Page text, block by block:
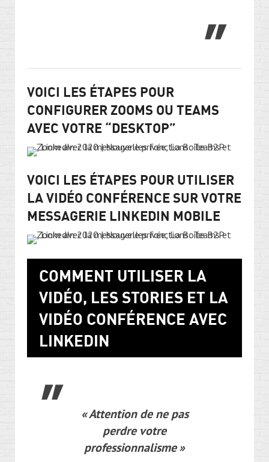
VOICI LES ÉTAPES POUR
CONFIGURER ZOOMS OU TEAMS
AVEC VOTRE “DESKTOP”
VOICI LES ÉTAPES POUR UTILISER
LA VIDÉO CONFÉRENCE SUR VOTRE
MESSAGERIE LINKEDIN MOBILE
COMMENT UTILISER LA
VIDÉO, LES STORIES ET LA
VIDÉO CONFÉRENCE AVEC
LINKEDIN
«Attention de ne pas
perdre votre
professionnalisme»